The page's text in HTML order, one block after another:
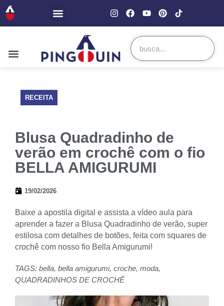
RECEITA
Blusa Quadradinho de
verão em crochê com o fio
BELLA AMIGURUMI
19/02/2026
Baixe a apostila digital e assista a vídeo aula para
aprender a fazer a Blusa Quadradinho de verão, super
estilosa com detalhes de botões, feita com squares de
crochê com nosso fio Bella Amigurumi!
TAGS: bella, bella amigurumi, croche, moda,
QUADRADINHOS DE CROCHÊ